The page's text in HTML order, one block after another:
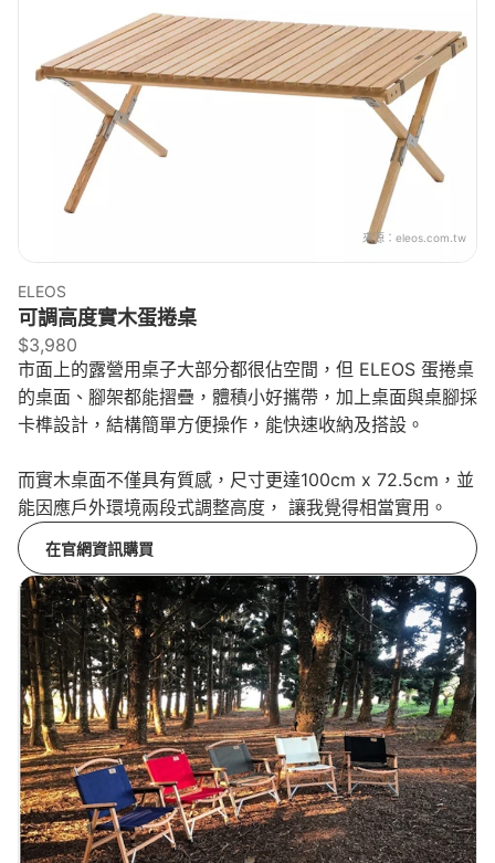
來源： eleos.com.tw
ELEOS
可調高度實木蛋捲桌
$3,980
市面上的露營用桌子大部分都很佔空間，但 ELEOS 蛋捲桌
的桌面、腳架都能摺疊，體積小好攜帶，加上桌面與桌腳採
卡榫設計，結構簡單方便操作，能快速收納及搭設。
而實木桌面不僅具有質感，尺寸更達100cm x 72.5cm，並
能因應戶外環境兩段式調整高度， 讓我覺得相當實用。
在官網資訊購買